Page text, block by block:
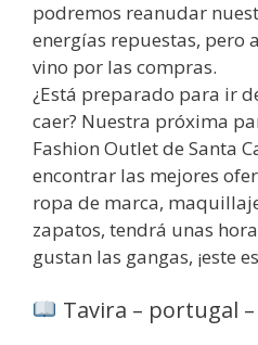
podremos reanudar
energías repuestas, pero
vino por las compras.
¿Está preparado para ir
caer? Nuestra próxima
Fashion Outlet de Santa
encontrar las mejores
ropa de marca,
zapatos, tendrá unas
gustan las gangas, ¡este
Tavira – portugal